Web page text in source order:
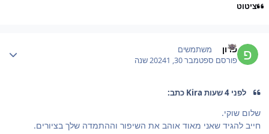
ציטוט
פרון משתמשים
פורסם ספטמבר 30, 2024 1 שנה
לפני 4 שעות Kira כתב:
שלום שוקי.
חייב להגיד שאני מאוד אוהב את השיפור וההתמדה שלך בציורים.